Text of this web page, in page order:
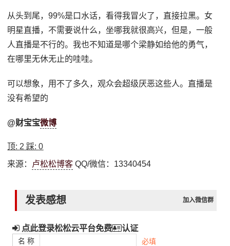
从头到尾，99%是口水话，看得我冒火了，直接拉黑。女
明星直播，不需要说什么，坐哪我就很高兴，但是，一般
人直播是不行的。我也不知道是哪个梁静如给他的勇气，
在哪里无休无止的哇哇。
可以想象，用不了多久，观众会超级厌恶这些人。直播是
没有希望的
@财宝宝微博
顶: 2 踩:0
来源： 卢松松博客 QQ/微信：13340454
发表感想 加入微信群
点此登录松松云平台免费 认证
名 称 必填